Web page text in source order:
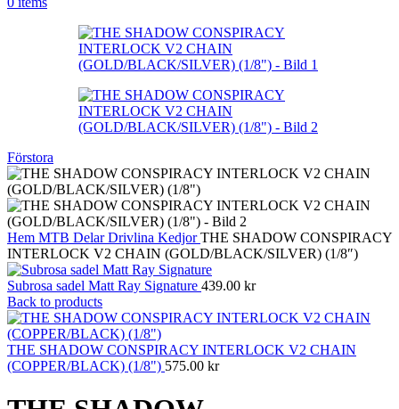
Förstora
Hem MTB DelarDrivlina KedjorTHE SHADOW CONSPIRACY
INTERLOCK V2 CHAIN (GOLD/BLACK/SILVER) (1/8″)
Subrosa sadel Matt Ray Signature 439.00 kr
Back to products
THE SHADOW CONSPIRACY INTERLOCK V2 CHAIN
(COPPER/BLACK) (1/8") 575.00 kr